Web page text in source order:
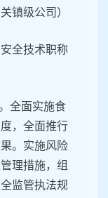
镇级公司）
全技术职称
全面实施食
，全面推行
。实施风险
理措施，组
监管执法规